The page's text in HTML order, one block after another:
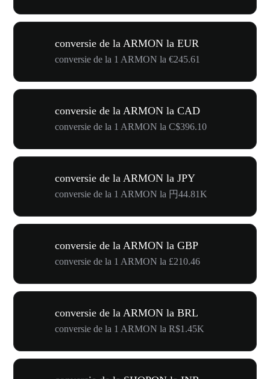
conversie de la ARMON la EUR
conversie de la 1 ARMON la €245.61
conversie de la ARMON la CAD
conversie de la 1 ARMON la C$396.10
conversie de la ARMON la JPY
conversie de la 1 ARMON la 円44.81K
conversie de la ARMON la GBP
conversie de la 1 ARMON la £210.46
conversie de la ARMON la BRL
conversie de la 1 ARMON la R$1.45K